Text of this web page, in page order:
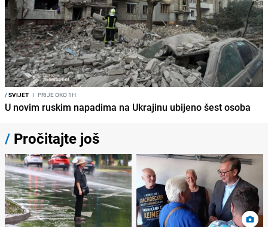
/SVIJET I PRIJE OKO 1H
U novim ruskim napadima na Ukrajinu ubijeno šest osoba
/ Pročitajte još